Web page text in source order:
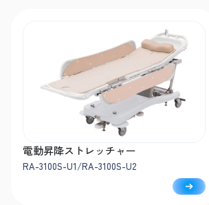
電動昇降ストレッチャー
RA-3100S-U1/RA-3100S-U2